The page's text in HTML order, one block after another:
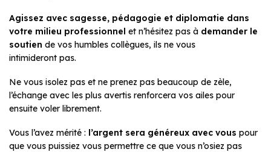
Agissez avec sagesse, pédagogie et diplomatie dans
votre milieu professionnel et n’hésitez pas à demander le
soutien de vos humbles collègues, ils ne vous
intimideront pas.
Ne vous isolez pas et ne prenez pas beaucoup de zèle,
l’échange avec les plus avertis renforcera vos ailes pour
ensuite voler librement.
Vous l’avez mérité : l’argent sera généreux avec vous pour
que vous puissiez vous permettre ce que vous n’osiez pas